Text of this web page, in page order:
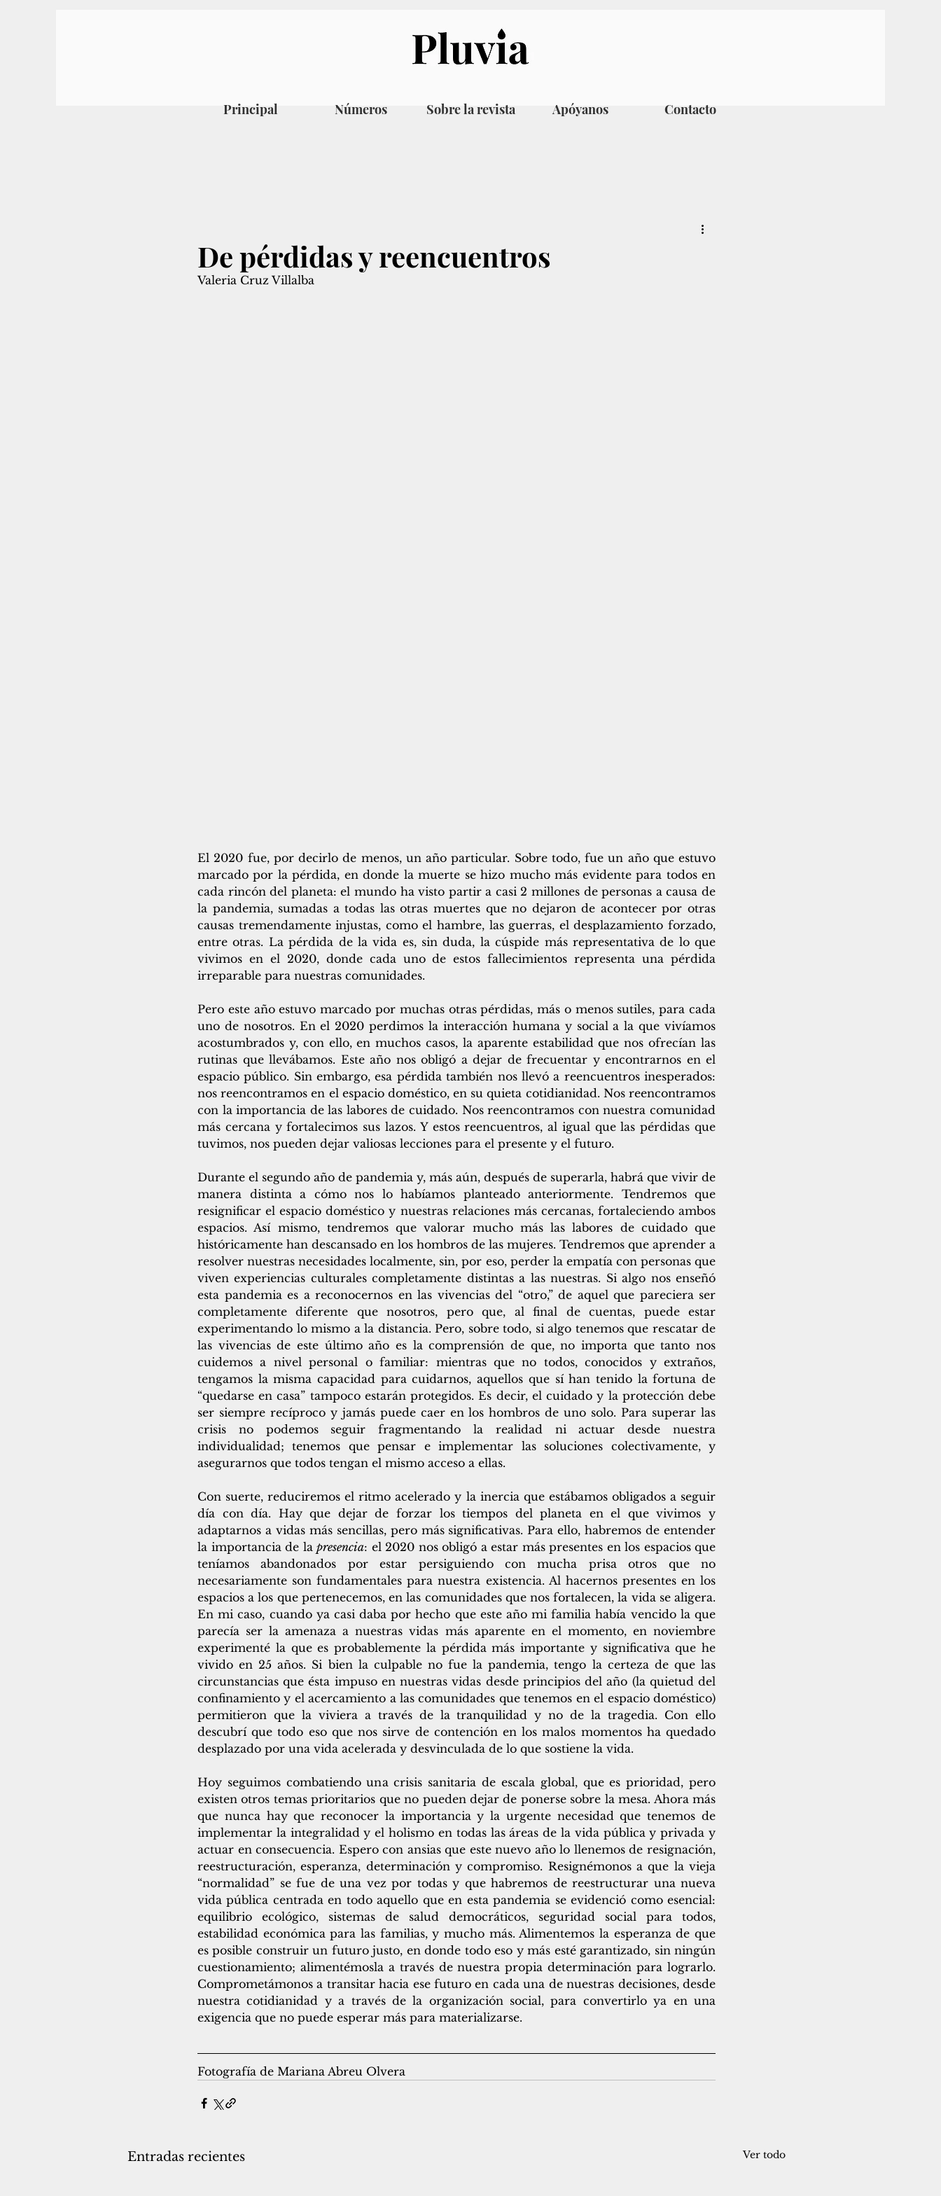
Principal Números Sobre la revista Apóyanos Contacto
De pérdidas y reencuentros
Valeria Cruz Villalba
El 2020 fue, por decirlo de menos, un año particular. Sobre todo, fue un año que estuvo
marcado por la pérdida, en donde la muerte se hizo mucho más evidente para todos en
cada rincón del planeta: el mundo ha visto partir a casi 2 millones de personas a causa de
la pandemia, sumadas a todas las otras muertes que no dejaron de acontecer por otras
causas tremendamente injustas, como el hambre, las guerras, el desplazamiento forzado,
entre otras. La pérdida de la vida es, sin duda, la cúspide más representativa de lo que
vivimos en el 2020, donde cada uno de estos fallecimientos representa una pérdida
irreparable para nuestras comunidades.
Pero este año estuvo marcado por muchas otras pérdidas, más o menos sutiles, para cada
uno de nosotros. En el 2020 perdimos la interacción humana y social a la que vivíamos
acostumbrados y, con ello, en muchos casos, la aparente estabilidad que nos ofrecían las
rutinas que llevábamos. Este año nos obligó a dejar de frecuentar y encontrarnos en el
espacio público. Sin embargo, esa pérdida también nos llevó a reencuentros inesperados:
nos reencontramos en el espacio doméstico, en su quieta cotidianidad. Nos reencontramos
con la importancia de las labores de cuidado. Nos reencontramos con nuestra comunidad
más cercana y fortalecimos sus lazos. Y estos reencuentros, al igual que las pérdidas que
tuvimos, nos pueden dejar valiosas lecciones para el presente y el futuro.
Durante el segundo año de pandemia y, más aún, después de superarla, habrá que vivir de
manera distinta a cómo nos lo habíamos planteado anteriormente. Tendremos que
resignificar el espacio doméstico y nuestras relaciones más cercanas, fortaleciendo ambos
espacios. Así mismo, tendremos que valorar mucho más las labores de cuidado que
históricamente han descansado en los hombros de las mujeres. Tendremos que aprender a
resolver nuestras necesidades localmente, sin, por eso, perder la empatía con personas que
viven experiencias culturales completamente distintas a las nuestras. Si algo nos enseñó
esta pandemia es a reconocernos en las vivencias del “otro,” de aquel que pareciera ser
completamente diferente que nosotros, pero que, al final de cuentas, puede estar
experimentando lo mismo a la distancia. Pero, sobre todo, si algo tenemos que rescatar de
las vivencias de este último año es la comprensión de que, no importa que tanto nos
cuidemos a nivel personal o familiar: mientras que no todos, conocidos y extraños,
tengamos la misma capacidad para cuidarnos, aquellos que sí han tenido la fortuna de
“quedarse en casa” tampoco estarán protegidos. Es decir, el cuidado y la protección debe
ser siempre recíproco y jamás puede caer en los hombros de uno solo. Para superar las
crisis no podemos seguir fragmentando la realidad ni actuar desde nuestra
individualidad; tenemos que pensar e implementar las soluciones colectivamente, y
asegurarnos que todos tengan el mismo acceso a ellas.
Con suerte, reduciremos el ritmo acelerado y la inercia que estábamos obligados a seguir
día con día. Hay que dejar de forzar los tiempos del planeta en el que vivimos y
adaptarnos a vidas más sencillas, pero más significativas. Para ello, habremos de entender
la importancia de la presencia: el 2020 nos obligó a estar más presentes en los espacios que
teníamos abandonados por estar persiguiendo con mucha prisa otros que no
necesariamente son fundamentales para nuestra existencia. Al hacernos presentes en los
espacios a los que pertenecemos, en las comunidades que nos fortalecen, la vida se aligera.
En mi caso, cuando ya casi daba por hecho que este año mi familia había vencido la que
parecía ser la amenaza a nuestras vidas más aparente en el momento, en noviembre
experimenté la que es probablemente la pérdida más importante y significativa que he
vivido en 25 años. Si bien la culpable no fue la pandemia, tengo la certeza de que las
circunstancias que ésta impuso en nuestras vidas desde principios del año (la quietud del
confinamiento y el acercamiento a las comunidades que tenemos en el espacio doméstico)
permitieron que la viviera a través de la tranquilidad y no de la tragedia. Con ello
descubrí que todo eso que nos sirve de contención en los malos momentos ha quedado
desplazado por una vida acelerada y desvinculada de lo que sostiene la vida.
Hoy seguimos combatiendo una crisis sanitaria de escala global, que es prioridad, pero
existen otros temas prioritarios que no pueden dejar de ponerse sobre la mesa. Ahora más
que nunca hay que reconocer la importancia y la urgente necesidad que tenemos de
implementar la integralidad y el holismo en todas las áreas de la vida pública y privada y
actuar en consecuencia. Espero con ansias que este nuevo año lo llenemos de resignación,
reestructuración, esperanza, determinación y compromiso. Resignémonos a que la vieja
“normalidad” se fue de una vez por todas y que habremos de reestructurar una nueva
vida pública centrada en todo aquello que en esta pandemia se evidenció como esencial:
equilibrio ecológico, sistemas de salud democráticos, seguridad social para todos,
estabilidad económica para las familias, y mucho más. Alimentemos la esperanza de que
es posible construir un futuro justo, en donde todo eso y más esté garantizado, sin ningún
cuestionamiento; alimentémosla a través de nuestra propia determinación para lograrlo.
Comprometámonos a transitar hacia ese futuro en cada una de nuestras decisiones, desde
nuestra cotidianidad y a través de la organización social, para convertirlo ya en una
exigencia que no puede esperar más para materializarse.
Fotografía de Mariana Abreu Olvera
Entradas recientes Ver todo